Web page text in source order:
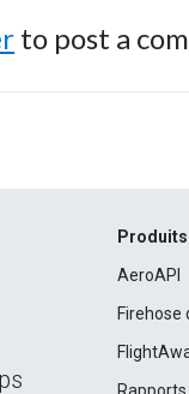
to post a
AeroAPI
Firehose